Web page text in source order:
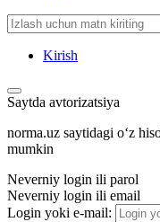
Kirish
Saytda avtorizatsiya
norma.uz saytidagi oʻz
mumkin
Neverniy login ili parol
Neverniy login ili email
Login yoki e-mail: